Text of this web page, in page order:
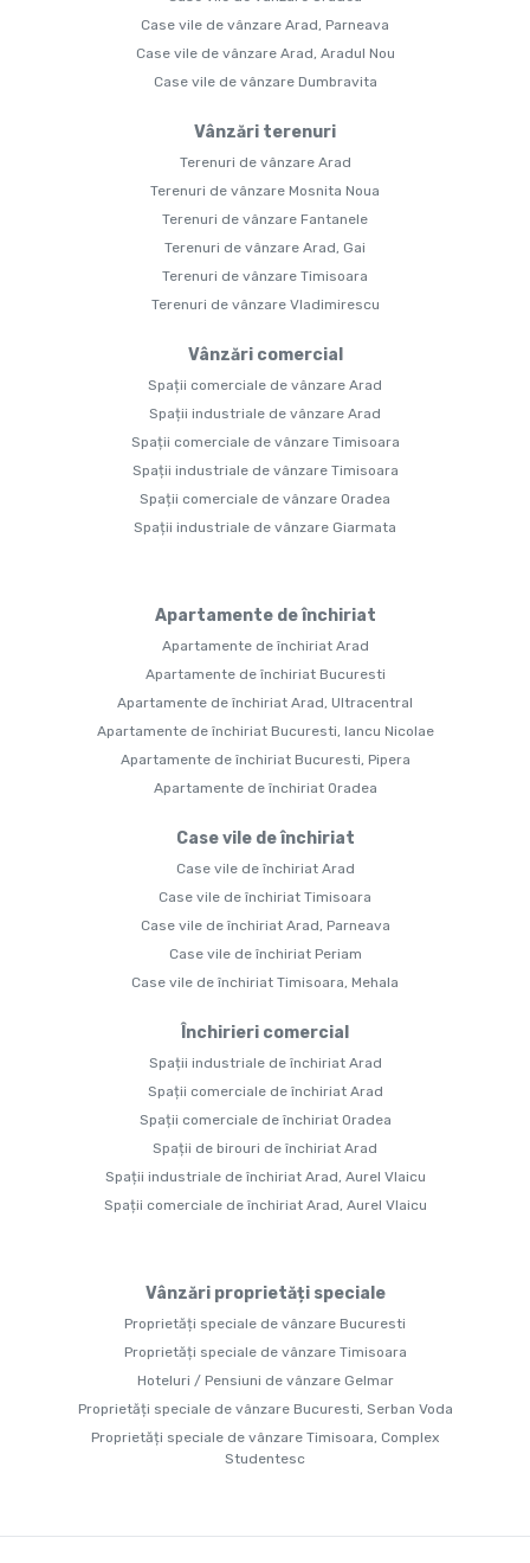
Case vile de vânzare Arad, Parneava
Case vile de vânzare Arad, Aradul Nou
Case vile de vânzare Dumbravita
Vânzări terenuri
Terenuri de vânzare Arad
Terenuri de vânzare Mosnita Noua
Terenuri de vânzare Fantanele
Terenuri de vânzare Arad, Gai
Terenuri de vânzare Timisoara
Terenuri de vânzare Vladimirescu
Vânzări comercial
Spații comerciale de vânzare Arad
Spații industriale de vânzare Arad
Spații comerciale de vânzare Timisoara
Spații industriale de vânzare Timisoara
Spații comerciale de vânzare Oradea
Spații industriale de vânzare Giarmata
Apartamente de închiriat
Apartamente de închiriat Arad
Apartamente de închiriat Bucuresti
Apartamente de închiriat Arad, Ultracentral
Apartamente de închiriat Bucuresti, Iancu Nicolae
Apartamente de închiriat Bucuresti, Pipera
Apartamente de închiriat Oradea
Case vile de închiriat
Case vile de închiriat Arad
Case vile de închiriat Timisoara
Case vile de închiriat Arad, Parneava
Case vile de închiriat Periam
Case vile de închiriat Timisoara, Mehala
Închirieri comercial
Spații industriale de închiriat Arad
Spații comerciale de închiriat Arad
Spații comerciale de închiriat Oradea
Spații de birouri de închiriat Arad
Spații industriale de închiriat Arad, Aurel Vlaicu
Spații comerciale de închiriat Arad, Aurel Vlaicu
Vânzări proprietăți speciale
Proprietăți speciale de vânzare Bucuresti
Proprietăți speciale de vânzare Timisoara
Hoteluri / Pensiuni de vânzare Gelmar
Proprietăți speciale de vânzare Bucuresti, Serban Voda
Proprietăți speciale de vânzare Timisoara, Complex
Studentesc